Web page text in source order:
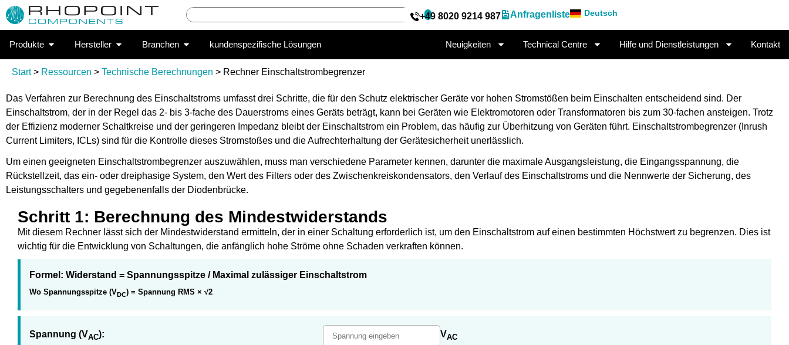
+49 8020 9214 987 Anfragenliste Deutsch
Produkte Hersteller Branchen kundenspezifische Lösungen Neuigkeiten Technical Centre Hilfe und Dienstleistungen Kontakt
Start> Ressourcen > Technische Berechnungen > Rechner Einschaltstrombegrenzer
Das Verfahren zur Berechnung des Einschaltstroms umfasst drei Schritte, die für den Schutz elektrischer Geräte vor hohen Stromstößen beim Einschalten entscheidend sind. Der
Einschaltstrom, der in der Regel das 2- bis 3-fache des Dauerstroms eines Geräts beträgt, kann bei Geräten wie Elektromotoren oder Transformatoren bis zum 30-fachen ansteigen. Trotz
der Effizienz moderner Schaltkreise und der geringeren Impedanz bleibt der Einschaltstrom ein Problem, das häufig zur Überhitzung von Geräten führt. Einschaltstrombegrenzer (Inrush
Current Limiters, ICLs) sind für die Kontrolle dieses Stromstoßes und die Aufrechterhaltung der Gerätesicherheit unerlässlich.
Um einen geeigneten Einschaltstrombegrenzer auszuwählen, muss man verschiedene Parameter kennen, darunter die maximale Ausgangsleistung, die Eingangsspannung, die
Rückstellzeit, das ein- oder dreiphasige System, den Wert des Filters oder des Zwischenkreiskondensators, den Verlauf des Einschaltstroms und die Nennwerte der Sicherung, des
Leistungsschalters und gegebenenfalls der Diodenbrücke.
Schritt 1: Berechnung des Mindestwiderstands
Mit diesem Rechner lässt sich der Mindestwiderstand ermitteln, der in einer Schaltung erforderlich ist, um den Einschaltstrom auf einen bestimmten Höchstwert zu begrenzen. Dies ist
wichtig für die Entwicklung von Schaltungen, die anfänglich hohe Ströme ohne Schaden verkraften können.
Formel: Widerstand = Spannungsspitze / Maximal zulässiger Einschaltstrom
Wo Spannungsspitze (VDC) = Spannung RMS × √2
Spannung (VAC): VAC